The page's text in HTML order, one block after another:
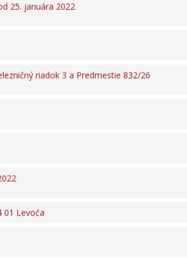
25. januára 2022
riadok 3 a Predmestie 832/26
01 Levoča